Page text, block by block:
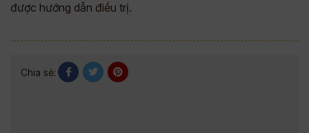
được hướng dẫn điều trị.
Chia sẻ: